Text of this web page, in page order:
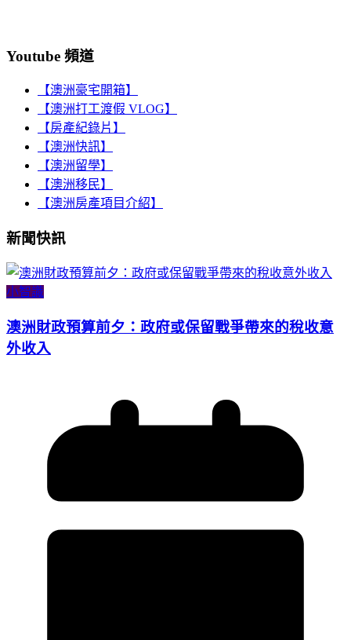
Youtube 頻道
【澳洲豪宅開箱】
【澳洲打工渡假 VLOG】
【房產紀錄片】
【澳洲快訊】
【澳洲留學】
【澳洲移民】
【澳洲房產項目介紹】
新聞快訊
小智識
澳洲財政預算前夕：政府或保留戰爭帶來的稅收意
外收入